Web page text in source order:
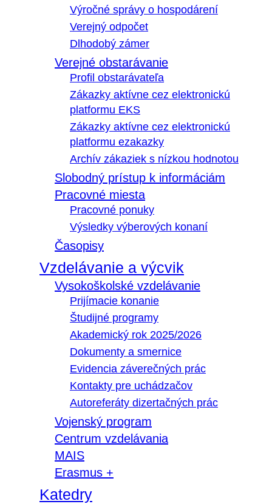
Výročné správy o hospodárení
Verejný odpočet
Dlhodobý zámer
Verejné obstarávanie
Profil obstarávateľa
Zákazky aktívne cez elektronickú
platformu EKS
Zákazky aktívne cez elektronickú
platformu ezakazky
Archív zákaziek s nízkou hodnotou
Slobodný prístup k informáciám
Pracovné miesta
Pracovné ponuky
Výsledky výberových konaní
Časopisy
Vzdelávanie a výcvik
Vysokoškolské vzdelávanie
Prijímacie konanie
Študijné programy
Akademický rok 2025/2026
Dokumenty a smernice
Evidencia záverečných prác
Kontakty pre uchádzačov
Autoreferáty dizertačných prác
Vojenský program
Centrum vzdelávania
MAIS
Erasmus +
Katedry